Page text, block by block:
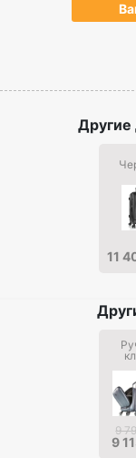
Другие
11
9
9